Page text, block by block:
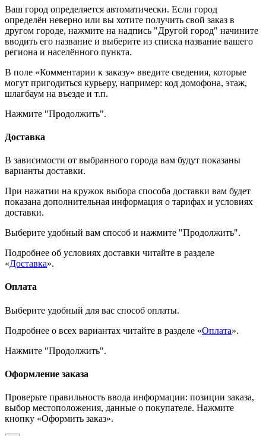
Ваш город определяется автоматически. Если город
определён неверно или вы хотите получить свой заказ в
другом городе, нажмите на надпись "Другой город" начините
вводить его название и выберите из списка название вашего
региона и населённого пункта.
В поле «Комментарии к заказу» введите сведения, которые
могут пригодиться курьеру, например: код домофона, этаж,
шлагбаум на въезде и т.п.
Нажмите "Продолжить".
Доставка
В зависимости от выбранного города вам будут показаны
варианты доставки.
При нажатии на кружок выбора способа доставки вам будет
показана дополнительная информация о тарифах и условиях
доставки.
Выберите удобный вам способ и нажмите "Продолжить".
Подробнее об условиях доставки читайте в разделе
«Доставка».
Оплата
Выберите удобный для вас способ оплаты.
Подробнее о всех вариантах читайте в разделе «Оплата».
Нажмите "Продолжить".
Оформление заказа
Проверьте правильность ввода информации: позиции заказа,
выбор местоположения, данные о покупателе. Нажмите
кнопку «Оформить заказ».